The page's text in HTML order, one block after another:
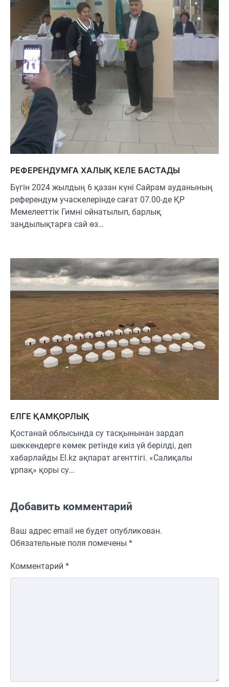
РЕФЕРЕНДУМҒА ХАЛЫҚ КЕЛЕ БАСТАДЫ
Бүгін 2024 жылдың 6 қазан күні Сайрам ауданының
референдум учаскелерінде сағат 07.00-де ҚР
Мемелееттік Гимні ойнатылып, барлық
заңдылықтарға сай өз…
ЕЛГЕ ҚАМҚОРЛЫҚ
Қостанай облысында су тасқынынан зардап
шеккендерге көмек ретінде киіз үй берілді, деп
хабарлайды El.kz ақпарат агенттігі. «Салиқалы
ұрпақ» қоры су…
Добавить комментарий
Ваш адрес email не будет опубликован.
Обязательные поля помечены *
Комментарий *